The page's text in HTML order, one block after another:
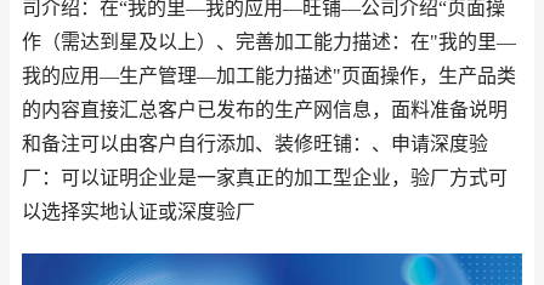
司介绍：在“我的里—我的应用—旺铺—公司介绍“页面操
作（需达到星及以上）、完善加工能力描述：在"我的里—
我的应用—生产管理—加工能力描述"页面操作，生产品类
的内容直接汇总客户已发布的生产网信息，面料准备说明
和备注可以由客户自行添加、装修旺铺：、申请深度验
厂：可以证明企业是一家真正的加工型企业，验厂方式可
以选择实地认证或深度验厂